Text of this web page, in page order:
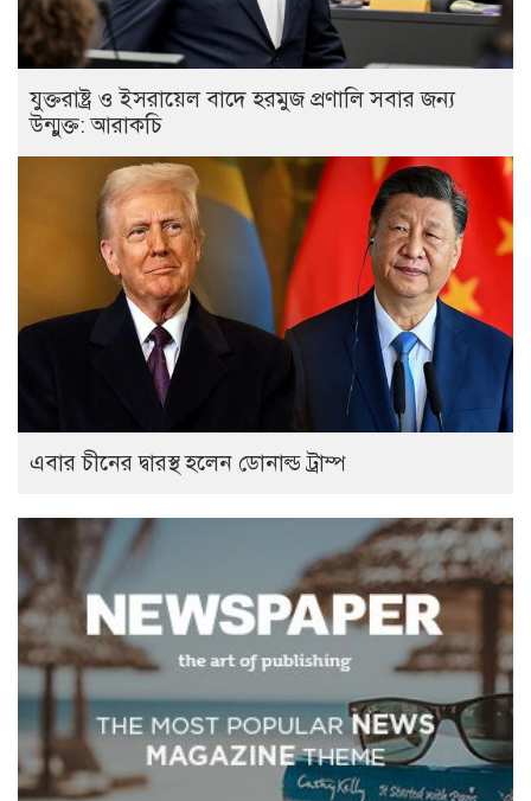
যুক্তরাষ্ট্র ও ইসরায়েল বাদে হরমুজ প্রণালি সবার জন্য
উন্মুক্ত: আরাকচি
এবার চীনের দ্বারস্থ হলেন ডোনাল্ড ট্রাম্প